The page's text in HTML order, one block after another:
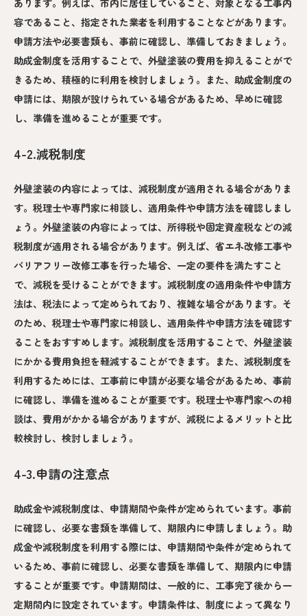
容であること、指定された業者を利用することなどがあります。
申請方法や必要書類も、事前に確認し、準備しておきましょう。
助成金制度を活用することで、外壁塗装の費用を抑えることがで
きるため、積極的に利用を検討しましょう。また、助成金制度の
申請には、期限が設けられている場合があるため、早めに確認
し、準備を進めることが重要です。
4-2.減税制度
外壁塗装の内容によっては、減税制度が適用される場合がありま
す。税理士や専門家に相談し、適用条件や申請方法を確認しまし
ょう。外壁塗装の内容によっては、所得税や固定資産税などの減
税制度が適用される場合があります。例えば、省エネ改修工事や
バリアフリー改修工事を行った場合、一定の要件を満たすこと
で、減税を受けることができます。減税制度の適用条件や申請方
法は、税法によって定められており、複雑な場合があります。そ
のため、税理士や専門家に相談し、適用条件や申請方法を確認す
ることをおすすめします。減税制度を活用することで、外壁塗装
にかかる費用負担を軽減することができます。また、減税制度を
利用するためには、工事前に申請が必要な場合があるため、事前
に確認し、準備を進めることが重要です。税理士や専門家への相
談は、費用がかかる場合がありますが、減税によるメリットと比
較検討し、検討しましょう。
4-3.申請の注意点
助成金や減税制度は、申請期間や条件が定められています。事前
に確認し、必要な書類を準備して、期限内に申請しましょう。助
成金や減税制度を利用する際には、申請期間や条件が定められて
いるため、事前に確認し、必要な書類を準備して、期限内に申請
することが重要です。申請期間は、一般的に、工事完了後から一
定期間内に設定されています。申請条件は、制度によって異なり